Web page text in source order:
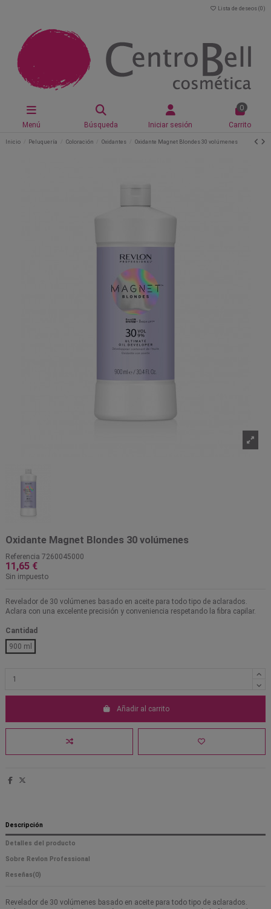
Lista de deseos (0 )
Menú Búsqueda Iniciar sesión
0
Carrito
Inicio Peluquería Coloración Oxidantes Oxidante Magnet Blondes 30 volúmenes
Oxidante Magnet Blondes 30 volúmenes
Referencia 7260045000
11,65 €
Sin impuesto
Revelador de 30 volúmenes basado en aceite para todo tipo de aclarados.
Aclara con una excelente precisión y conveniencia respetando la fibra capilar.
Cantidad
900 ml
Añadir al carrito
Descripción
Detalles del producto
Sobre Revlon Professional
Reseñas(0)
Revelador de 30 volúmenes basado en aceite para todo tipo de aclarados.